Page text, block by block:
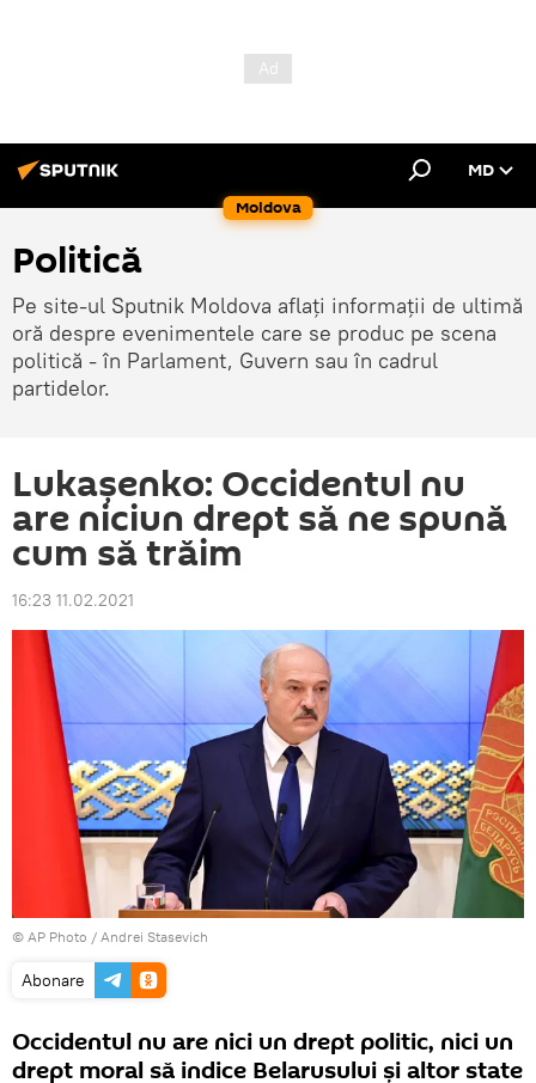
Moldova
MD
Politică
Pe site-ul Sputnik Moldova aflați informații de ultimă
oră despre evenimentele care se produc pe scena
politică - în Parlament, Guvern sau în cadrul
partidelor.
Lukașenko: Occidentul nu
are niciun drept să ne spună
cum să trăim
16:23 11.02.2021
© AP Photo / Andrei Stasevich
Abonare
Occidentul nu are nici un drept politic, nici un
drept moral să indice Belarusului și altor state